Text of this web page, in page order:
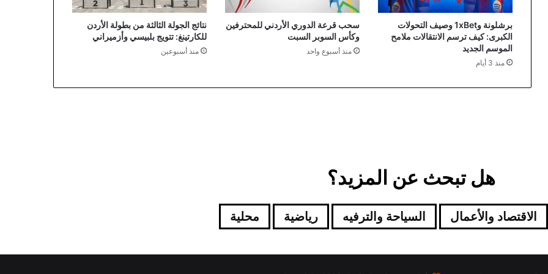
برشلونة و1xBet وصيف التحولات
الكبرى: كيف ترسم الانتقالات ملامح
الموسم الجديد
منذ 3 أيام
سحب قرعة الدوري الأردني للمحترفين
وكأس السوبر السبت
منذ أسبوع واحد
نتائج الجولة الثالثة من بطولة الأردن
للكارتينغ: تتويج بلبيسي وأزميراني
منذ أسبوعين
هل تبحث عن المزيد؟
الاقتصاد والأعمال السياحة والترفيه رياضية محلية